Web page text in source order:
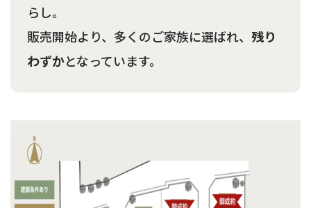
らし。
販売開始より、多くのご家族に選ばれ、 残り
わずかとなっています。